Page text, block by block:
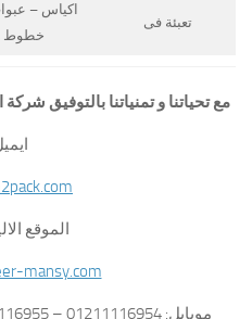
تعبئة فى
اكياس –
خطوط
مع تحياتنا و تمنياتنا بالتوفيق
الموقع
mansy.com